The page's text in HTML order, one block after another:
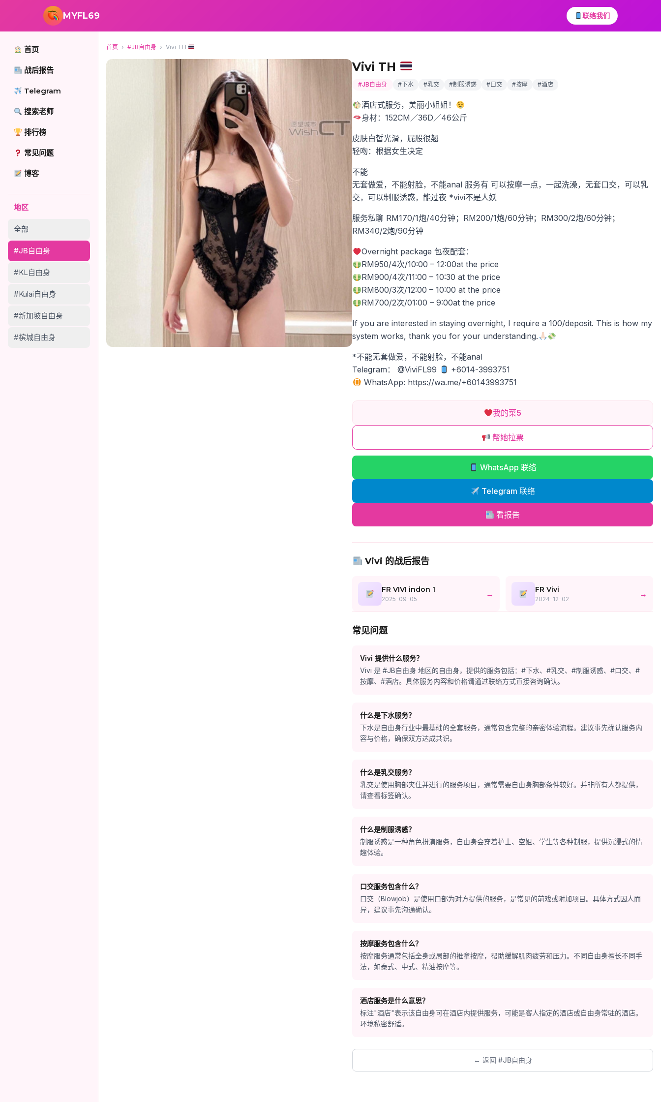
跳转到主要内容
MYFL69 联络我们
首页
战后报告
Telegram
搜索老师
排行榜
常见问题
博客
地区
全部
#JB自由身
#KL自由身
#Kulai自由身
#新加坡自由身
#槟城自由身
首页 › #JB自由身 › Vivi TH
Vivi TH
#JB自由身 #下水 #乳交 #制服诱惑 #口交 #按摩 #酒店
酒店式服务，美丽小姐姐！
身材：152CM／36D／46公斤
皮肤白皙光滑，屁股很翘
轻吻：根据女生决定
不能
无套做爱，不能射脸，不能anal 服务有 可以按摩一点，一起洗澡，无套口交，可以乳
交，可以制服诱惑，能过夜 *vivi不是人妖
服务私聊 RM170/1炮/40分钟；RM200/1炮/60分钟；RM300/2炮/60分钟；
RM340/2炮/90分钟
Overnight package 包夜配套：
RM950/4次/10:00 – 12:00at the price
RM900/4次/11:00 – 10:30 at the price
RM800/3次/12:00 – 10:00 at the price
RM700/2次/01:00 – 9:00at the price
If you are interested in staying overnight, I require a 100/deposit. This is how my
system works, thank you for your understanding.
*不能无套做爱，不能射脸，不能anal
Telegram： @ViviFL99
+6014-3993751
WhatsApp: https://wa.me/+60143993751
我的菜5
帮她拉票
WhatsApp 联络
Telegram 联络
看报告
Vivi 的战后报告
FR VIVI indon 1
2025-09-05
→ FR Vivi
2024-12-02
→
常见问题
Vivi 提供什么服务？
Vivi 是 #JB自由身 地区的自由身，提供的服务包括：#下水、#乳交、#制服诱惑、#口交、#
按摩、#酒店。具体服务内容和价格请通过联络方式直接咨询确认。
什么是下水服务？
下水是自由身行业中最基础的全套服务，通常包含完整的亲密体验流程。建议事先确认服务内
容与价格，确保双方达成共识。
什么是乳交服务？
乳交是使用胸部夹住并进行的服务项目，通常需要自由身胸部条件较好。并非所有人都提供，
请查看标签确认。
什么是制服诱惑？
制服诱惑是一种角色扮演服务，自由身会穿着护士、空姐、学生等各种制服，提供沉浸式的情
趣体验。
口交服务包含什么？
口交（Blowjob）是使用口部为对方提供的服务，是常见的前戏或附加项目。具体方式因人而
异，建议事先沟通确认。
按摩服务包含什么？
按摩服务通常包括全身或局部的推拿按摩，帮助缓解肌肉疲劳和压力。不同自由身擅长不同手
法，如泰式、中式、精油按摩等。
酒店服务是什么意思？
标注"酒店"表示该自由身可在酒店内提供服务，可能是客人指定的酒店或自由身常驻的酒店。
环境私密舒适。
← 返回 #JB自由身